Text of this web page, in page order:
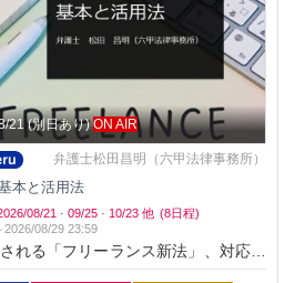
21 (別日あり) ON AIR
弁護士松田昌明（六甲法律事務所）
本と活用法
08/21 · 09/25 · 10/23 他 (8日程)
2026/08/29 23:59
れる「フリーランス新法」、対応の
法の認知度はまだ低く、発注者側の